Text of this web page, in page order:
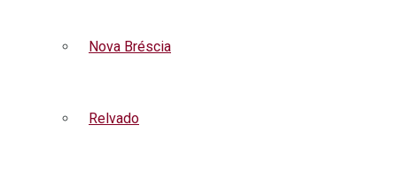
Nova Bréscia
Relvado